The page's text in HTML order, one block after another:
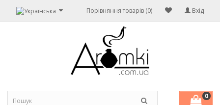
Вхід
Порівняння товарів (0)
0